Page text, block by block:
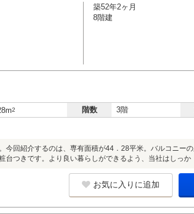
築52年2ヶ月
8階建
2 階数 3階
今回紹介するのは、専有面積が44．28平米。バルコニー
台つきです。より良い暮らしができるよう、当社はしっか
お気に入りに追加